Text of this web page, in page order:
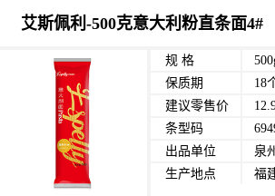
艾斯佩利-500克意大利粉直条面4#
规 格
保质期
18
建议零售价
条型码
出品单位
泉
生产地点
福